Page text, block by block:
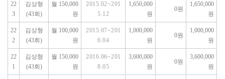
22
3
김상형
(43회)
월 150,000
원
2015.02~201
5.12
1,650,000
원
0원
1,650,000
원
22
2
김상형
(43회)
월 100,000
원
2015.07~201
6.04
1,000,000
원
0원
1,000,000
원
22
1
김상형
(43회)
월 150,000
원
2016.06~201
8.05
3,600,000
원
0원
3,600,000
원